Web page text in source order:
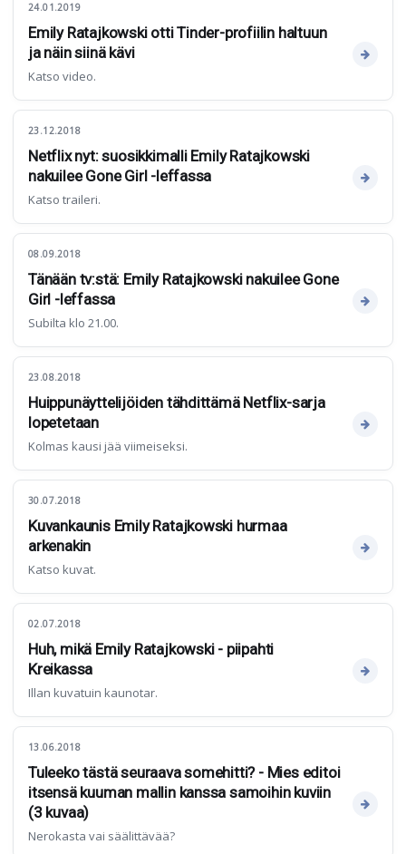
24.01.2019
Emily Ratajkowski otti Tinder-profiilin haltuun
ja näin siinä kävi
Katso video.
23.12.2018
Netflix nyt: suosikkimalli Emily Ratajkowski
nakuilee Gone Girl -leffassa
Katso traileri.
08.09.2018
Tänään tv:stä: Emily Ratajkowski nakuilee Gone
Girl -leffassa
Subilta klo 21.00.
23.08.2018
Huippunäyttelijöiden tähdittämä Netflix-sarja
lopetetaan
Kolmas kausi jää viimeiseksi.
30.07.2018
Kuvankaunis Emily Ratajkowski hurmaa
arkenakin
Katso kuvat.
02.07.2018
Huh, mikä Emily Ratajkowski - piipahti
Kreikassa
Illan kuvatuin kaunotar.
13.06.2018
Tuleeko tästä seuraava somehitti? - Mies editoi
itsensä kuuman mallin kanssa samoihin kuviin
(3 kuvaa)
Nerokasta vai säälittävää?